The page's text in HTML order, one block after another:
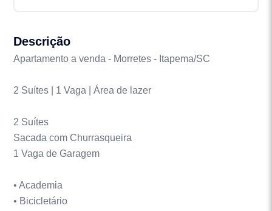
Descrição
Apartamento a venda - Morretes - Itapema/SC
2 Suítes | 1 Vaga | Área de lazer
2 Suítes
Sacada com Churrasqueira
1 Vaga de Garagem
• Academia
• Bicicletário